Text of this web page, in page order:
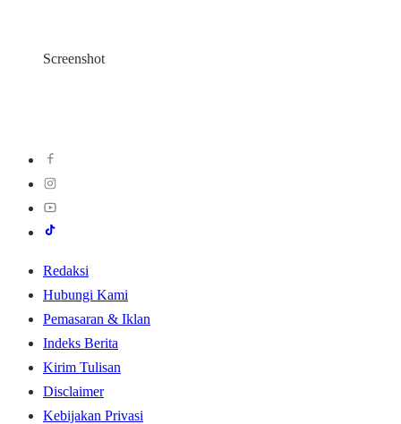
Screenshot
Redaksi
Hubungi Kami
Pemasaran & Iklan
Indeks Berita
Kirim Tulisan
Disclaimer
Kebijakan Privasi